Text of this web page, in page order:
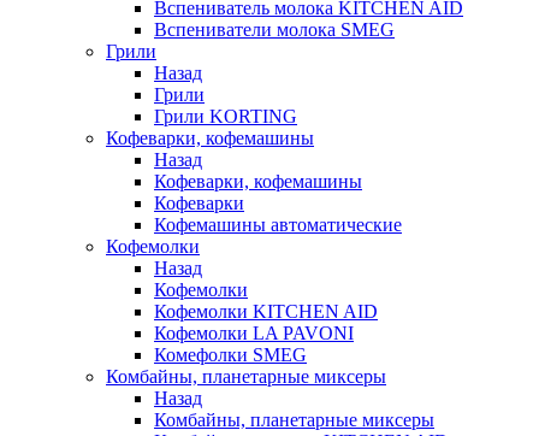
Вспениватель молока KITCHEN AID
Вспениватели молока SMEG
Грили
Назад
Грили
Грили KORTING
Кофеварки, кофемашины
Назад
Кофеварки, кофемашины
Кофеварки
Кофемашины автоматические
Кофемолки
Назад
Кофемолки
Кофемолки KITCHEN AID
Кофемолки LA PAVONI
Комефолки SMEG
Комбайны, планетарные миксеры
Назад
Комбайны, планетарные миксеры